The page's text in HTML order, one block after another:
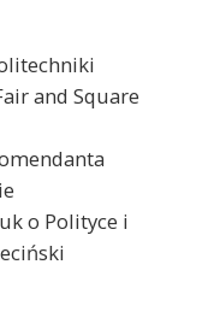
and Square
o Polityce i